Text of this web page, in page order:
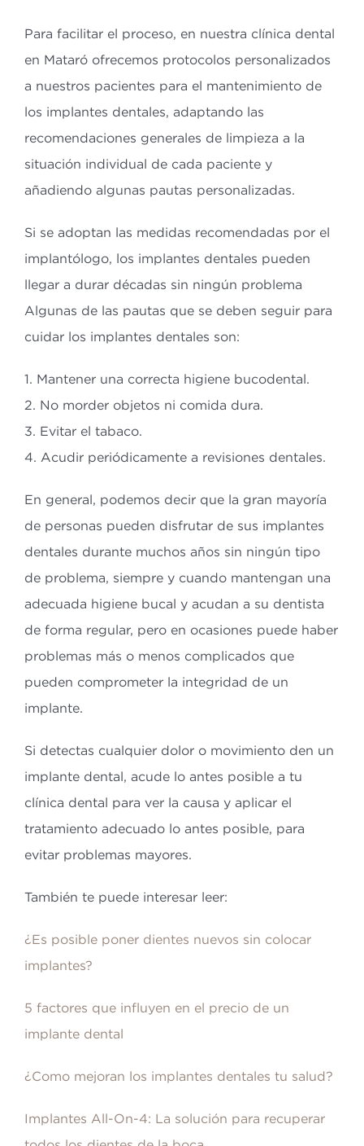
Para facilitar el proceso, en nuestra clínica dental
en Mataró ofrecemos protocolos personalizados
a nuestros pacientes para el mantenimiento de
los implantes dentales, adaptando las
recomendaciones generales de limpieza a la
situación individual de cada paciente y
añadiendo algunas pautas personalizadas.
Si se adoptan las medidas recomendadas por el
implantólogo, los implantes dentales pueden
llegar a durar décadas sin ningún problema
Algunas de las pautas que se deben seguir para
cuidar los implantes dentales son:
1. Mantener una correcta higiene bucodental.
2. No morder objetos ni comida dura.
3. Evitar el tabaco.
4. Acudir periódicamente a revisiones dentales.
En general, podemos decir que la gran mayoría
de personas pueden disfrutar de sus implantes
dentales durante muchos años sin ningún tipo
de problema, siempre y cuando mantengan una
adecuada higiene bucal y acudan a su dentista
de forma regular, pero en ocasiones puede haber
problemas más o menos complicados que
pueden comprometer la integridad de un
implante.
Si detectas cualquier dolor o movimiento den un
implante dental, acude lo antes posible a tu
clínica dental para ver la causa y aplicar el
tratamiento adecuado lo antes posible, para
evitar problemas mayores.
También te puede interesar leer:
¿Es posible poner dientes nuevos sin colocar
implantes?
5 factores que influyen en el precio de un
implante dental
¿Como mejoran los implantes dentales tu salud?
Implantes All-On-4: La solución para recuperar